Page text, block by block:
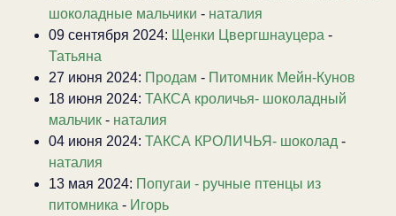
шоколадные мальчики - наталия
09 сентября 2024: Щенки Цвергшнауцера -
Татьяна
27 июня 2024: Продам - Питомник Мейн-Кунов
18 июня 2024: ТАКСА кроличья- шоколадный
мальчик - наталия
04 июня 2024: ТАКСА КРОЛИЧЬЯ- шоколад -
наталия
13 мая 2024: Попугаи - ручные птенцы из
питомника - Игорь